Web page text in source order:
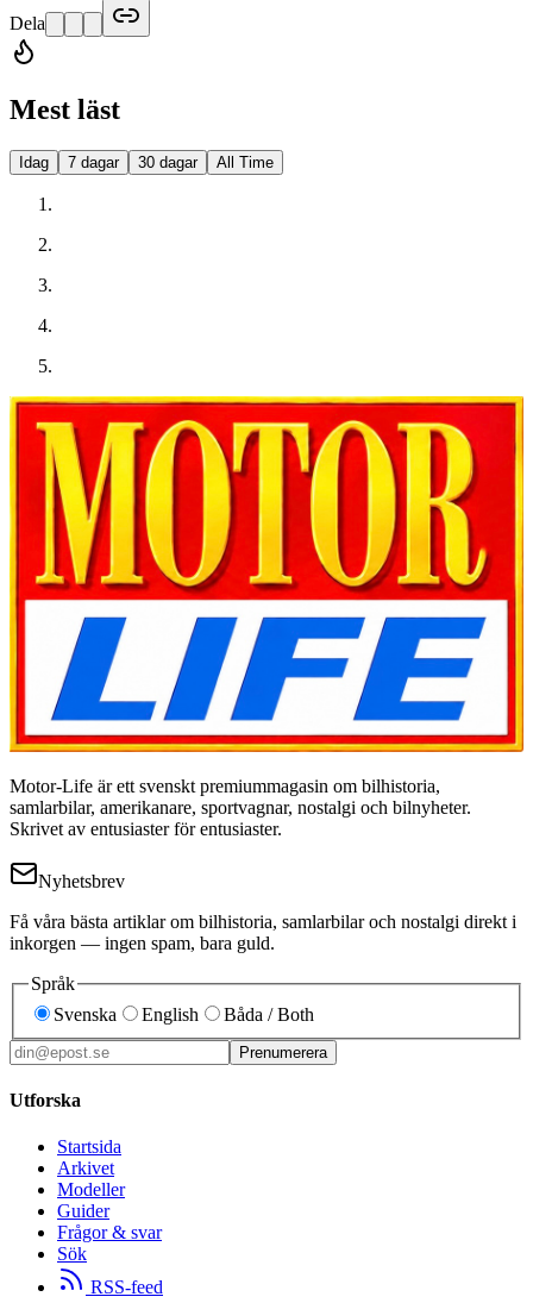
Dela
Mest läst
Idag 7 dagar 30 dagar All Time
Motor-Life är ett svenskt premiummagasin om bilhistoria,
samlarbilar, amerikanare, sportvagnar, nostalgi och bilnyheter.
Skrivet av entusiaster för entusiaster.
Nyhetsbrev
Få våra bästa artiklar om bilhistoria, samlarbilar och nostalgi direkt i
inkorgen — ingen spam, bara guld.
Språk
Svenska
English Båda / Both
Prenumerera
Utforska
Startsida
Arkivet
Modeller
Guider
Frågor & svar
Sök
RSS-feed